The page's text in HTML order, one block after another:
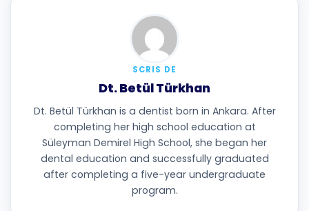
SCRIS DE
Dt. Betül Türkhan
Dt. Betül Türkhan is a dentist born in Ankara. After
completing her high school education at
Süleyman Demirel High School, she began her
dental education and successfully graduated
after completing a five-year undergraduate
program.